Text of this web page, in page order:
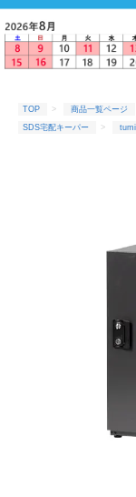
TOP 商品一覧ページ
SDS宅配キーパー